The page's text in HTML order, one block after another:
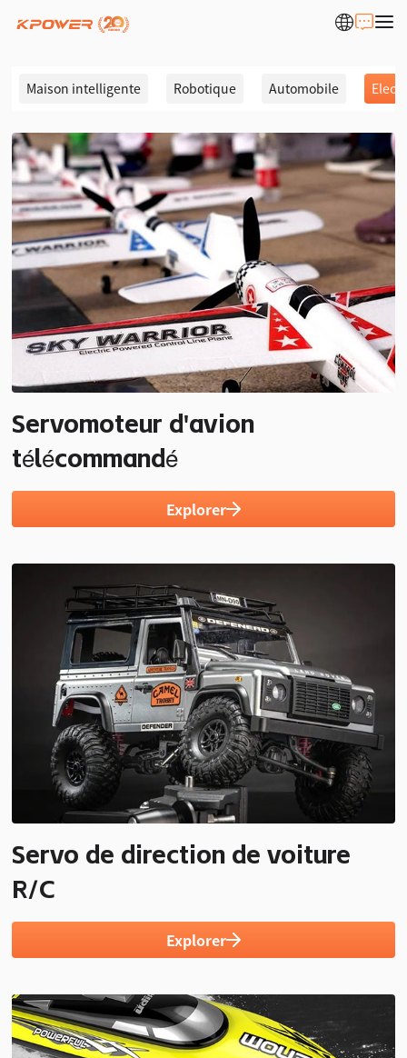
Maison intelligente Robotique Automobile
Servomoteur d'avion
télécommandé
Explorer
Servo de direction de voiture
R/C
Explorer